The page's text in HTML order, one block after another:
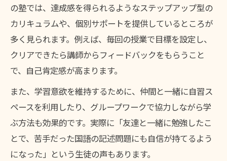
の塾では、達成感を得られるようなステップアップ型の
カリキュラムや、個別サポートを提供しているところが
多く見られます。例えば、毎回の授業で目標を設定し、
クリアできたら講師からフィードバックをもらうこと
で、自己肯定感が高まります。
また、学習意欲を維持するために、仲間と一緒に自習ス
ペースを利用したり、グループワークで協力しながら学
ぶ方法も効果的です。実際に「友達と一緒に勉強したこ
とで、苦手だった国語の記述問題にも自信が持てるよう
になった」という生徒の声もあります。